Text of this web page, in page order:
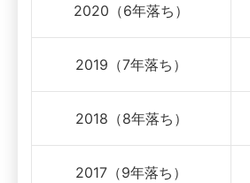
2020（6年落ち）
2019（7年落ち）
2018（8年落ち）
2017（9年落ち）